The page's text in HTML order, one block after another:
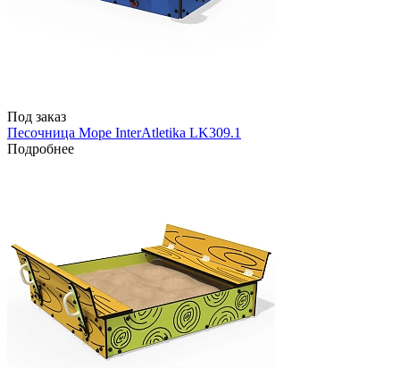
Под заказ
Песочница Море InterAtletika LK309.1
Подробнее